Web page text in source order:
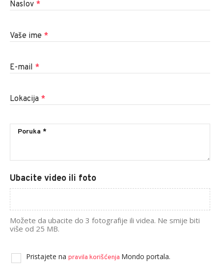
Naslov *
Vaše ime *
E-mail *
Lokacija *
Ubacite video ili foto
Možete da ubacite do 3 fotografije ili videa. Ne smije biti
više od 25 MB.
Pristajete na pravila korišćenja Mondo portala.